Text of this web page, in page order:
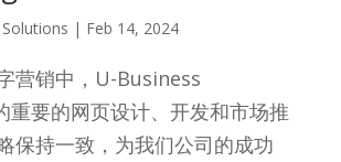
| Feb 14, 2024
营销中，U-Business
要的网页设计、开发和市场推
保持一致，为我们公司的成功